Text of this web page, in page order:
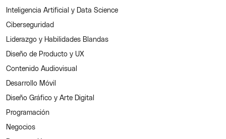
Inteligencia Artificial y Data Science
Ciberseguridad
Liderazgo y Habilidades Blandas
Diseño de Producto y UX
Contenido Audiovisual
Desarrollo Móvil
Diseño Gráfico y Arte Digital
Programación
Negocios